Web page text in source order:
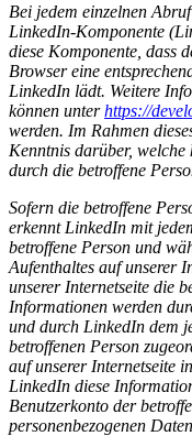
Bei jedem einzelnen
LinkedIn-Komponente
diese Komponente, dass
Browser eine
LinkedIn lädt. Weitere
können unterhttps://
werden. Im Rahmen
Kenntnis darüber, welche
durch die betroffene
Sofern die betroffene
erkennt LinkedIn mit
betroffene Person und
Aufenthaltes auf unserer
unserer Internetseite die
Informationen werden
und durch LinkedIn dem
betroffenen Person
auf unserer Internetseite
LinkedIn diese
Benutzerkonto der
personenbezogenen